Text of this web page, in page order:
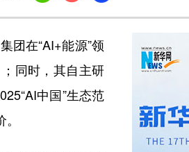
团在“AI+能源”领
同时，其自主研
中国”生态范